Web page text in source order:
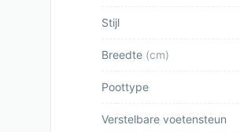
Stijl
Breedte (cm)
Poottype
Verstelbare voetensteun